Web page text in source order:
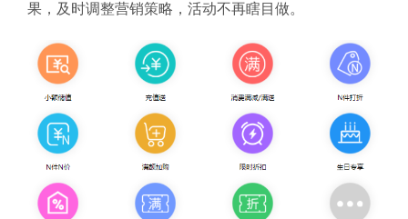
果，及时调整营销策略，活动不再瞎目做。